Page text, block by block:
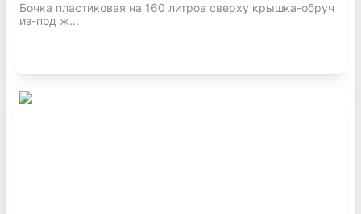
Бочка пластиковая на 160 литров сверху крышка-обруч
из-под ж...